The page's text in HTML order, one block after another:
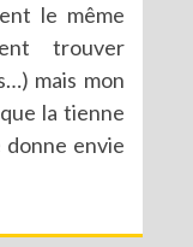
le même
trouver
mais mon
la tienne
donne envie